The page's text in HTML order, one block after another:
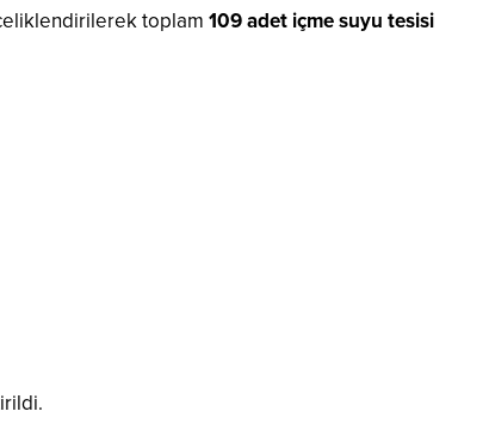
toplam 109 adet içme suyu tesisi